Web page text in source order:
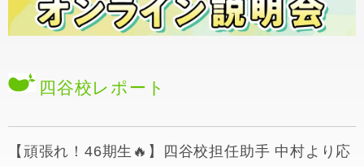
四谷校レポート
【頑張れ！46期生🔥】四谷校担任助手 中村より応